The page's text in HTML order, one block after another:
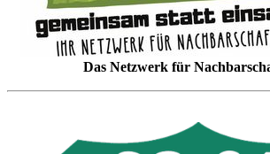
Das Netzwerk für